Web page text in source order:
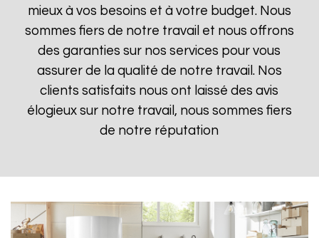
mieux à vos besoins et à votre budget. Nous
sommes fiers de notre travail et nous offrons
des garanties sur nos services pour vous
assurer de la qualité de notre travail. Nos
clients satisfaits nous ont laissé des avis
élogieux sur notre travail, nous sommes fiers
de notre réputation